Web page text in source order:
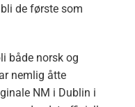
de første som
både norsk og
nemlig åtte
NM i Dublin i